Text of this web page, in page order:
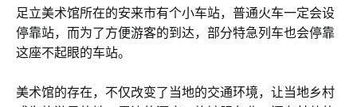
足立美术馆所在的安来市有个小车站，普通火车一定会设
停靠站，而为了方便游客的到达，部分特急列车也会停靠
这座不起眼的车站。
美术馆的存在，不仅改变了当地的交通环境，让当地乡村